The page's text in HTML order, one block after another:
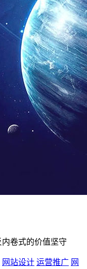
卷式的价值坚守
网站设计 运营推广 网